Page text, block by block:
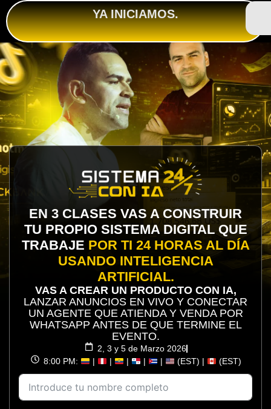
YA INICIAMOS.
EN 3 CLASES VAS A CONSTRUIR
TU PROPIO SISTEMA DIGITAL QUE
TRABAJE POR TI 24 HORAS AL DÍA
USANDO INTELIGENCIA
ARTIFICIAL.
VAS A CREAR UN PRODUCTO CON IA,
LANZAR ANUNCIOS EN VIVO Y CONECTAR
UN AGENTE QUE ATIENDA Y VENDA POR
WHATSAPP ANTES DE QUE TERMINE EL
EVENTO.
2, 3 y 5 de Marzo 2026
8:00 PM:
| | | | | (EST) | (EST)